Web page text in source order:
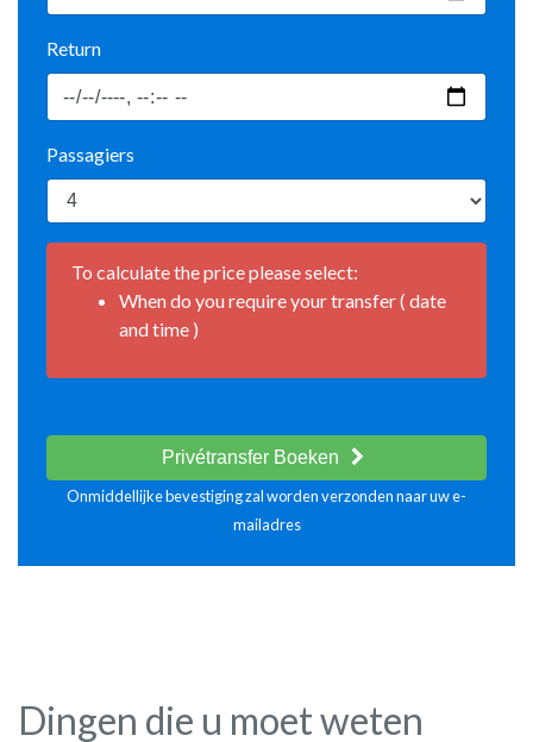
Return
Passagiers
To calculate the price please select:
When do you require your transfer ( date
and time )
Privétransfer Boeken
Onmiddellijke bevestiging zal worden verzonden naar uw e-
mailadres
Dingen die u moet weten